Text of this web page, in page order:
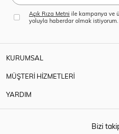
Açık Rıza Metni ile kampanya ve
yoluyla haberdar olmak istiyorum.
KURUMSAL
MÜŞTERİ HİZMETLERİ
YARDIM
Bizi